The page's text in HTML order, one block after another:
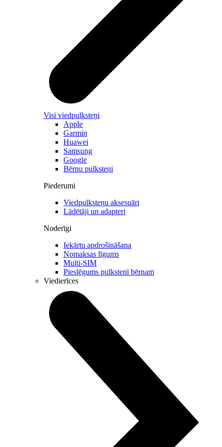
Visi viedpulksteņi
Apple
Garmin
Huawei
Samsung
Google
Bērnu pulksteņi
Piederumi
Viedpulksteņu aksesuāri
Lādētāji un adapteri
Noderīgi
Iekārtu apdrošināšana
Nomaksas līgums
Multi-SIM
Pieslēgums pulkstenī bērnam
Viedierīces